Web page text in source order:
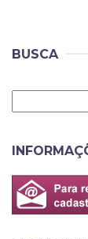
BUSCA